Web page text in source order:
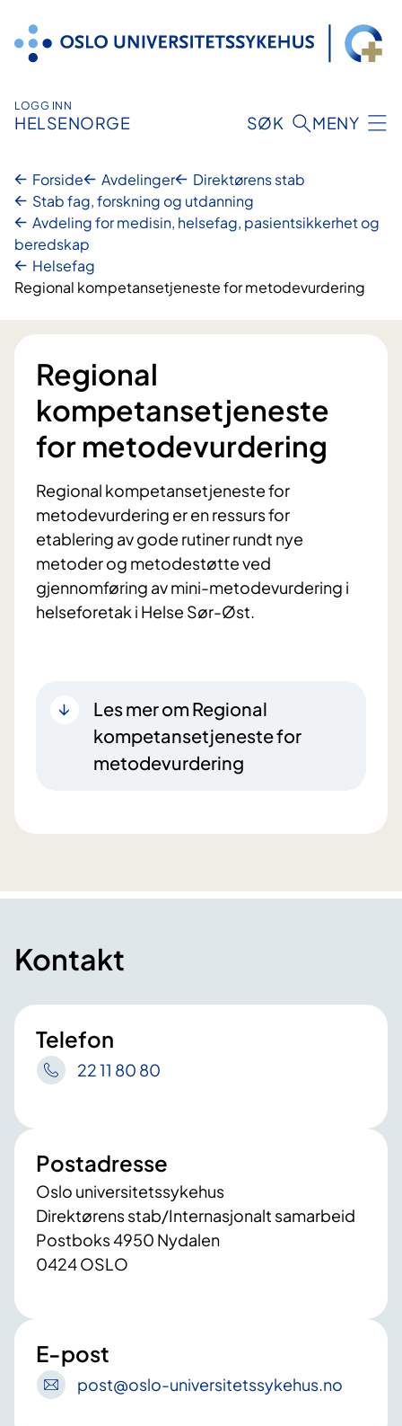
innhold
LOGG INN
HELSENORGE SØK MENY
Forside Avdelinger
Direktørens stab
Stab fag, forskning og utdanning
Avdeling for medisin, helsefag, pasientsikkerhet og
beredskap
Helsefag
Regional kompetansetjeneste for metodevurdering
Regional
kompetansetjeneste
for metodevurdering
Regional kompetansetjeneste for
metodevurdering er en ressurs for
etablering av gode rutiner rundt nye
metoder og metodestøtte ved
gjennomføring av mini-metodevurdering i
helseforetak i Helse Sør-Øst.
Les mer om Regional
kompetansetjeneste for
metodevurdering
Kontakt
Telefon
22 11 80 80
Postadresse
Oslo universitetssykehus
Direktørens stab/Internasjonalt samarbeid
Postboks 4950 Nydalen
0424 OSLO
E-post
post@oslo-universitetssykehus.no